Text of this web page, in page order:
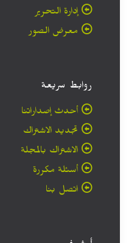
إدارة التحرير
معرض الصور
روابط سريعة
أحدث إصداراتنا
تجديد الاشتراك
الاشتراك بالمجلة
أسئلة مكررة
اتصل بنا